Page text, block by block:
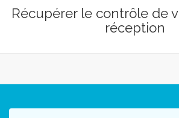
Récupérer le contrôle de
réception